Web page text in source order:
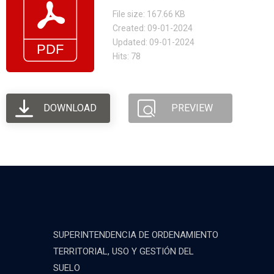
File size: 167.66 KB
Created: 09-01-2024
Updated: 09-01-2024
Hits: 78
DOWNLOAD PREVIEW
SUPERINTENDENCIA DE ORDENAMIENTO
TERRITORIAL, USO Y GESTIÓN DEL
SUELO